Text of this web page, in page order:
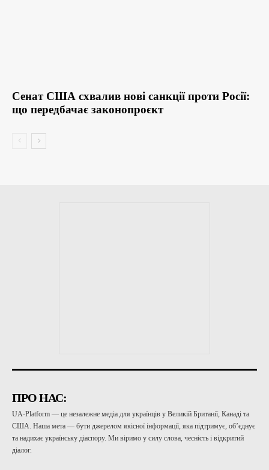
Сенат США схвалив нові санкції проти Росії:
що передбачає законопроєкт
ПРО НАС:
UA-Platform — це незалежне медіа для українців у Великій Британії, Канаді та
США. Наша мета — бути джерелом якісної інформації, яка підтримує, об’єднує
та надихає українську діаспору. Ми віримо у силу слова, чесність і відкритий
діалог.